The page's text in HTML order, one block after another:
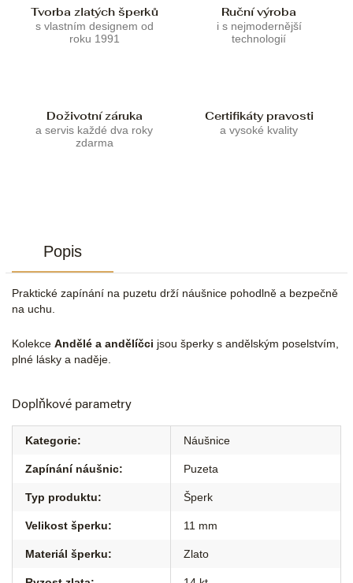
Tvorba zlatých šperků
s vlastním designem od
roku 1991
Ruční výroba
i s nejmodernější
technologií
Doživotní záruka
a servis každé dva roky
zdarma
Certifikáty pravosti
a vysoké kvality
Popis
Praktické zapínání na puzetu drží náušnice pohodlně a bezpečně
na uchu.
Kolekce Andělé a andělíčci jsou šperky s andělským poselstvím,
plné lásky a naděje.
Doplňkové parametry
Kategorie: Náušnice
Zapínání náušnic: Puzeta
Typ produktu: Šperk
Velikost šperku: 11 mm
Materiál šperku: Zlato